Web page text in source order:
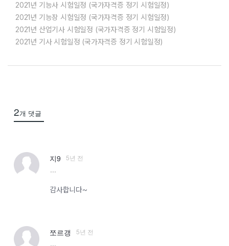
2021년 기능사 시험일정 (국가자격증 정기 시험일정)
2021년 기능장 시험일정 (국가자격증 정기 시험일정)
2021년 산업기사 시험일정 (국가자격증 정기 시험일정)
2021년 기사 시험일정 (국가자격증 정기 시험일정)
2개 댓글
지9 5년 전
감사합니다~
쪼르갱 5년 전